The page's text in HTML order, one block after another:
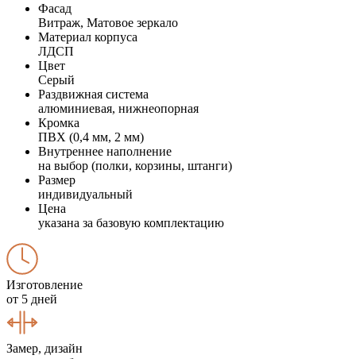
Фасад
Витраж, Матовое зеркало
Материал корпуса
ЛДСП
Цвет
Серый
Раздвижная система
алюминиевая, нижнеопорная
Кромка
ПВХ (0,4 мм, 2 мм)
Внутреннее наполнение
на выбор (полки, корзины, штанги)
Размер
индивидуальный
Цена
указана за базовую комплектацию
Изготовление
от 5 дней
Замер, дизайн